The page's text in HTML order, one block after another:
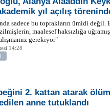
yıl açılış
sadece bu toprakların ümidi
maalesef haksızlığa
gerekiyor"
14:28
2. kattan atarak
anne tutuklandı